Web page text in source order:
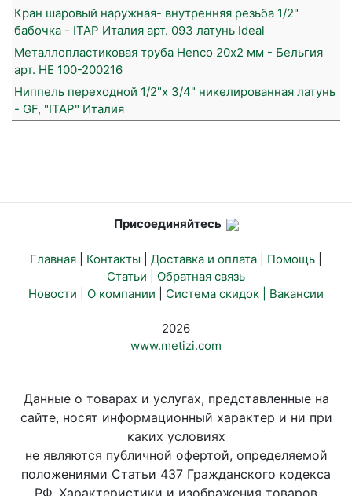
Кран шаровый наружная- внутренняя резьба 1/2"
бабочка - ITAP Италия арт. 093 латунь Ideal
Металлопластиковая труба Henco 20х2 мм - Бельгия
арт. HE 100-200216
Ниппель переходной 1/2"х 3/4" никелированная латунь
- GF, "ITAP" Италия
Присоединяйтесь
Главная Контакты Доставка и оплата Помощь
Статьи
Обратная связь
Новости
О компании Система скидок | Вакансии
2026
www.metizi.com
Данные о товарах и услугах, представленные на
сайте, носят информационный характер и ни при
каких условиях
не являются публичной офертой, определяемой
положениями Статьи 437 Гражданского кодекса